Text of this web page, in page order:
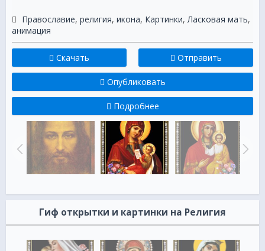
Православие, религия, икона, Картинки,Ласковая мать,
анимация
Скачать Отправить
Опубликовать
Подробнее
Гиф открытки и картинки на Религия